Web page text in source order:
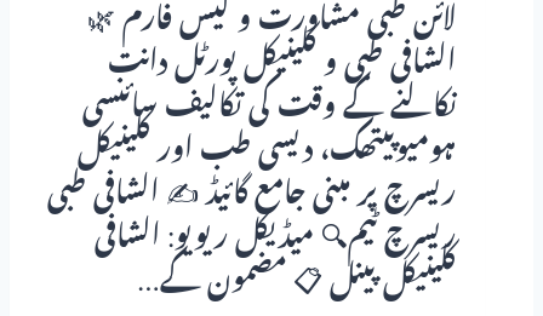
لائن طبی مشاورت و کیس فارم 🌿
الشافی طبی و کلینیکل پورٹل دانت
نکالنے کے وقت کی تکالیف سائنسی
ہومیوپیتھک، دیسی طب اور کلینیکل
ریسرچ پر مبنی جامع گائیڈ ✍️ الشافی طبی
ریسرچ ٹیم🔍 میڈیکل ریویو: الشافی
کلینیکل پینل 📋 مضمون کے…